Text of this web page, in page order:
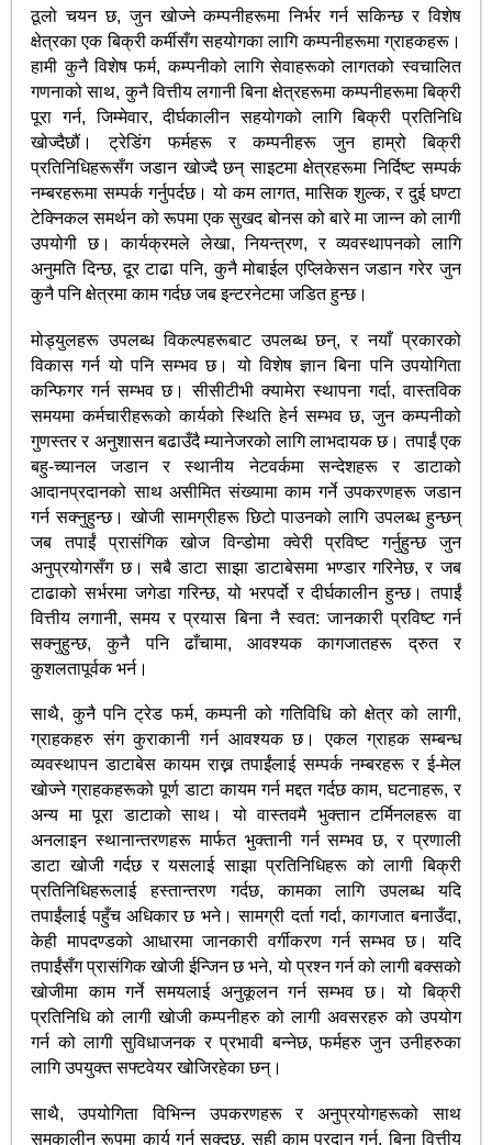
ठूलो चयन छ, जुन खोज्ने कम्पनीहरूमा निर्भर गर्न सकिन्छ र विशेष
क्षेत्रका एक बिक्री कर्मीसँग सहयोगका लागि कम्पनीहरूमा ग्राहकहरू।
हामी कुनै विशेष फर्म, कम्पनीको लागि सेवाहरूको लागतको स्वचालित
गणनाको साथ, कुनै वित्तीय लगानी बिना क्षेत्रहरूमा कम्पनीहरूमा बिक्री
पूरा गर्न, जिम्मेवार, दीर्घकालीन सहयोगको लागि बिक्री प्रतिनिधि
खोज्दैछौं। ट्रेडिंग फर्महरू र कम्पनीहरू जुन हाम्रो बिक्री
प्रतिनिधिहरूसँग जडान खोज्दै छन् साइटमा क्षेत्रहरूमा निर्दिष्ट सम्पर्क
नम्बरहरूमा सम्पर्क गर्नुपर्दछ। यो कम लागत, मासिक शुल्क, र दुई घण्टा
टेक्निकल समर्थन को रूपमा एक सुखद बोनस को बारे मा जान्न को लागी
उपयोगी छ। कार्यक्रमले लेखा, नियन्त्रण, र व्यवस्थापनको लागि
अनुमति दिन्छ, दूर टाढा पनि, कुनै मोबाईल एप्लिकेसन जडान गरेर जुन
कुनै पनि क्षेत्रमा काम गर्दछ जब इन्टरनेटमा जडित हुन्छ।
मोड्युलहरू उपलब्ध विकल्पहरूबाट उपलब्ध छन्, र नयाँ प्रकारको
विकास गर्न यो पनि सम्भव छ। यो विशेष ज्ञान बिना पनि उपयोगिता
कन्फिगर गर्न सम्भव छ। सीसीटीभी क्यामेरा स्थापना गर्दा, वास्तविक
समयमा कर्मचारीहरूको कार्यको स्थिति हेर्न सम्भव छ, जुन कम्पनीको
गुणस्तर र अनुशासन बढाउँदै म्यानेजरको लागि लाभदायक छ। तपाईं एक
बहु-च्यानल जडान र स्थानीय नेटवर्कमा सन्देशहरू र डाटाको
आदानप्रदानको साथ असीमित संख्यामा काम गर्ने उपकरणहरू जडान
गर्न सक्नुहुन्छ। खोजी सामग्रीहरू छिटो पाउनको लागि उपलब्ध हुन्छन्
जब तपाईं प्रासंगिक खोज विन्डोमा क्वेरी प्रविष्ट गर्नुहुन्छ जुन
अनुप्रयोगसँग छ। सबै डाटा साझा डाटाबेसमा भण्डार गरिनेछ, र जब
टाढाको सर्भरमा जगेडा गरिन्छ, यो भरपर्दो र दीर्घकालीन हुन्छ। तपाईं
वित्तीय लगानी, समय र प्रयास बिना नै स्वत: जानकारी प्रविष्ट गर्न
सक्नुहुन्छ, कुनै पनि ढाँचामा, आवश्यक कागजातहरू द्रुत र
कुशलतापूर्वक भर्न।
साथै, कुनै पनि ट्रेड फर्म, कम्पनी को गतिविधि को क्षेत्र को लागी,
ग्राहकहरु संग कुराकानी गर्न आवश्यक छ। एकल ग्राहक सम्बन्ध
व्यवस्थापन डाटाबेस कायम राख्न तपाईंलाई सम्पर्क नम्बरहरू र ई-मेल
खोज्ने ग्राहकहरूको पूर्ण डाटा कायम गर्न मद्दत गर्दछ काम, घटनाहरू, र
अन्य मा पूरा डाटाको साथ। यो वास्तवमै भुक्तान टर्मिनलहरू वा
अनलाइन स्थानान्तरणहरू मार्फत भुक्तानी गर्न सम्भव छ, र प्रणाली
डाटा खोजी गर्दछ र यसलाई साझा प्रतिनिधिहरू को लागी बिक्री
प्रतिनिधिहरूलाई हस्तान्तरण गर्दछ, कामका लागि उपलब्ध यदि
तपाईंलाई पहुँच अधिकार छ भने। सामग्री दर्ता गर्दा, कागजात बनाउँदा,
केही मापदण्डको आधारमा जानकारी वर्गीकरण गर्न सम्भव छ। यदि
तपाईंसँग प्रासंगिक खोजी ईन्जिन छ भने, यो प्रश्न गर्न को लागी बक्सको
खोजीमा काम गर्ने समयलाई अनुकूलन गर्न सम्भव छ। यो बिक्री
प्रतिनिधि को लागी खोजी कम्पनीहरु को लागी अवसरहरु को उपयोग
गर्न को लागी सुविधाजनक र प्रभावी बन्नेछ, फर्महरु जुन उनीहरुका
लागि उपयुक्त सफ्टवेयर खोजिरहेका छन्।
साथै, उपयोगिता विभिन्न उपकरणहरू र अनुप्रयोगहरूको साथ
समकालीन रूपमा कार्य गर्न सक्दछ, सही काम प्रदान गर्न, बिना वित्तीय